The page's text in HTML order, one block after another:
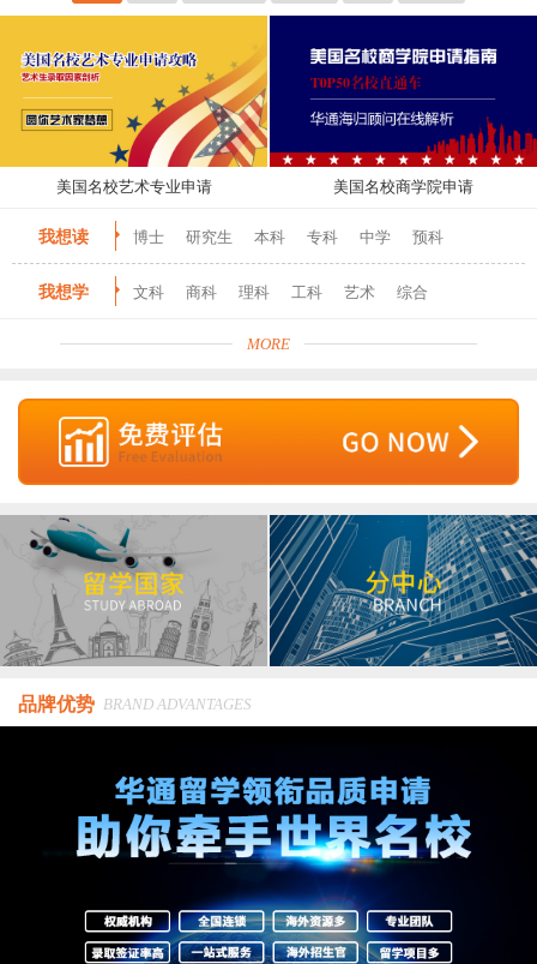
美国名校艺术专业申请 美国名校商学院申请
我想读 博士 研究生 本科 专科 中学 预科
我想学 文科 商科 理科 工科 艺术 综合
MORE
品牌优势 BRAND ADVANTAGES